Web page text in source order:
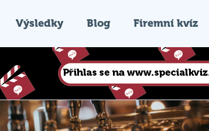
Výsledky Blog Firemní kvíz